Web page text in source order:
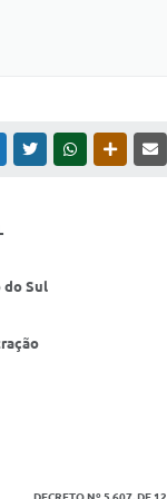
MESSENGER
TWITTERWHATSAPP
do Sul